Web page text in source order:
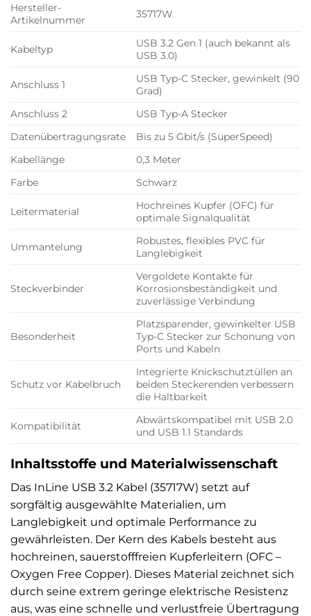
Hersteller-
Artikelnummer
35717W
Kabeltyp
USB 3.2 Gen 1 (auch bekannt als
USB 3.0)
Anschluss 1
USB Typ-C Stecker, gewinkelt (90
Grad)
Anschluss 2
USB Typ-A Stecker
Datenübertragungsrate
Bis zu 5 Gbit/s (SuperSpeed)
Kabellänge
0,3 Meter
Farbe
Schwarz
Leitermaterial
Hochreines Kupfer (OFC) für
optimale Signalqualität
Ummantelung
Robustes, flexibles PVC für
Langlebigkeit
Steckverbinder
Vergoldete Kontakte für
Korrosionsbeständigkeit und
zuverlässige Verbindung
Besonderheit
Platzsparender, gewinkelter USB
Typ-C Stecker zur Schonung von
Ports und Kabeln
Schutz vor Kabelbruch
Integrierte Knickschutztüllen an
beiden Steckerenden verbessern
die Haltbarkeit
Kompatibilität
Abwärtskompatibel mit USB 2.0
und USB 1.1 Standards
Inhaltsstoffe und Materialwissenschaft
Das InLine USB 3.2 Kabel (35717W) setzt auf
sorgfältig ausgewählte Materialien, um
Langlebigkeit und optimale Performance zu
gewährleisten. Der Kern des Kabels besteht aus
hochreinen, sauerstofffreien Kupferleitern (OFC –
Oxygen Free Copper). Dieses Material zeichnet sich
durch seine extrem geringe elektrische Resistenz
aus, was eine schnelle und verlustfreie Übertragung